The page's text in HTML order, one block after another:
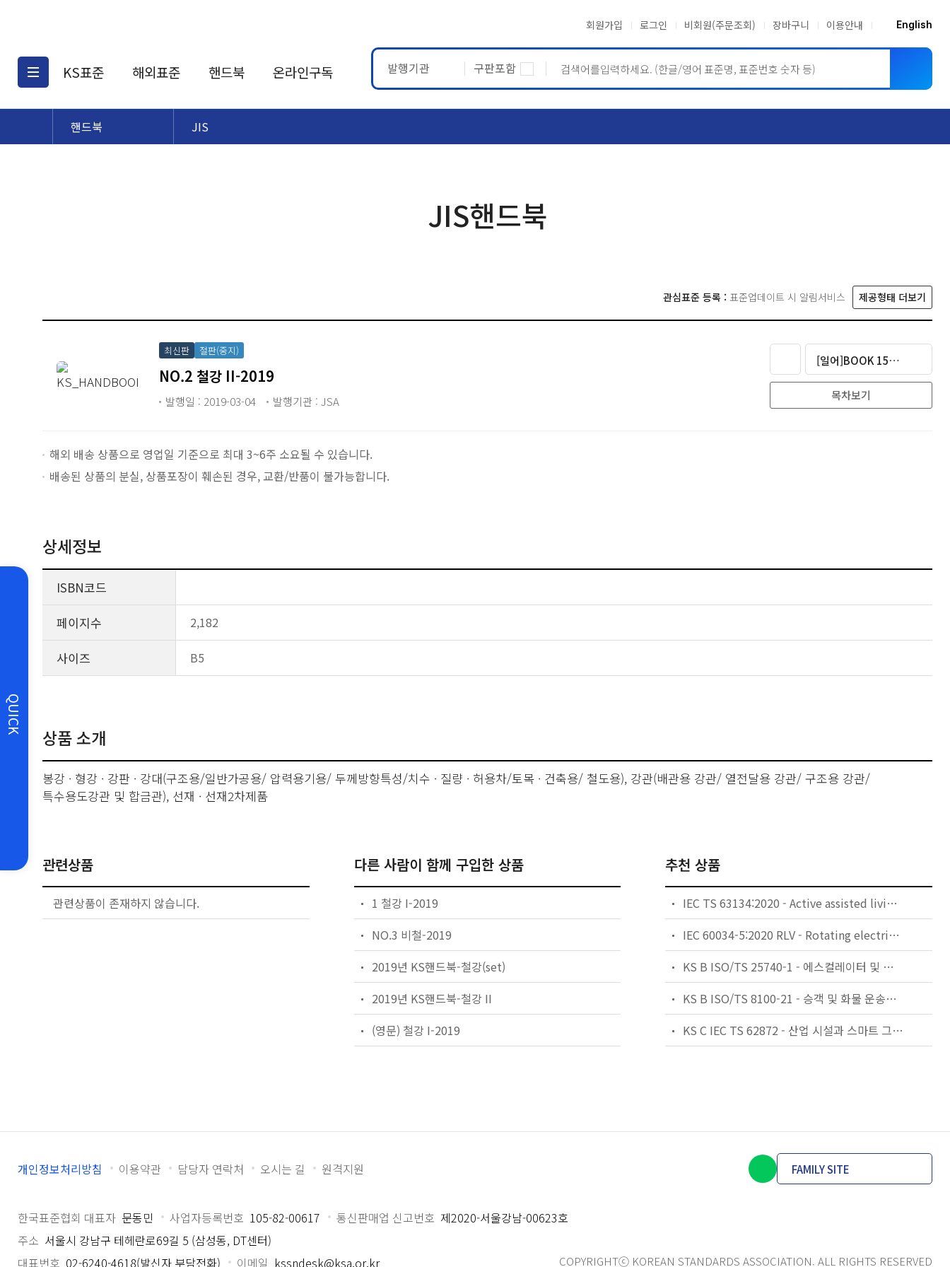
회원가입 로그인 비회원(주문조회) 장바구니 이용안내 English
KS표준
KS표준검색
해외표준
해외표준검색
핸드북 온라인구독 발행기관 구판포함
QUICK
핸드북 JIS
JIS핸드북
관심표준 등록 : 표준업데이트 시 알림서비스 제공형태 더보기
최신판 절판(중지)
NO.2 철강 II-2019
발행일 : 2019-03-04 발행기관 : JSA
[일어]BOOK 152,800원
목차보기
해외 배송 상품으로 영업일 기준으로 최대 3~6주 소요될 수 있습니다.
배송된 상품의 분실, 상품포장이 훼손된 경우, 교환/반품이 불가능합니다.
상세정보
ISBN코드
페이지수
2,182
사이즈 B5
상품 소개
봉강 · 형강 · 강판 · 강대(구조용/일반가공용/ 압력용기용/ 두께방향특성/치수 · 질량 · 허용차/토목 · 건축용/ 철도용), 강관(배관용 강관/ 열전달용 강관/ 구조용 강관/
특수용도강관 및 합금관), 선재 · 선재2차제품
관련상품
관련상품이 존재하지 않습니다.
다른 사람이 함께 구입한 상품
1 철강 I-2019
NO.3 비철-2019
2019년 KS핸드북-철강(set)
2019년 KS핸드북-철강 II
(영문) 철강 I-2019
추천 상품
IEC TS 63134:2020 - Active assisted living (AAL) use cases
IEC 60034-5:2020 RLV - Rotating electrical machines - Part 5: Degrees of protection provided by the integral design of rotating electrical machines (IP code) - Classification
KS B ISO/TS 25740-1 - 에스컬레이터 및 무빙워크에 대한 안전요건 — 제1부: 세계공통 필수 안전요건(GESRs)
KS B ISO/TS 8100-21 - 승객 및 화물 운송용 엘리베이터 —제21부: 세계공통 필수안전요건(GESRs)을 충족하는 세계공통 안전 파라미터(GSPs)
KS C IEC TS 62872 - 산업 시설과 스마트 그리드 사이의 산업 공정 측정, 제어 및 자동화 시스템 인터페이스
개인정보처리방침 이용약관 담당자 연락처 오시는 길 원격지원 FAMILY SITE
한국표준협회 대표자 문동민 사업자등록번호 105-82-00617 통신판매업 신고번호 제2020-서울강남-00623호
주소 서울시 강남구 테헤란로69길 5 (삼성동, DT센터)
대표번호 02-6240-4618(발신자 부담전화) 이메일 kssndesk@ksa.or.kr COPYRIGHTⓒ KOREAN STANDARDS ASSOCIATION. ALL RIGHTS RESERVED